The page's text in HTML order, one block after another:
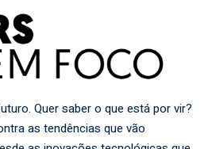
Quer saber o que está por vir?
as tendências que vão